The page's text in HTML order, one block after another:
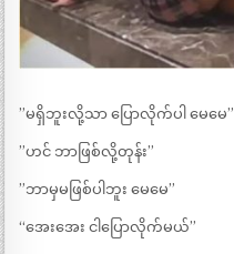
”မရှိဘူးလို့သာ ပြောလိုက်ပါ မေမေ”
”ဟင် ဘာဖြစ်လို့တုန်း”
”ဘာမှမဖြစ်ပါဘူး မေမေ”
“အေးအေး ငါပြောလိုက်မယ်”